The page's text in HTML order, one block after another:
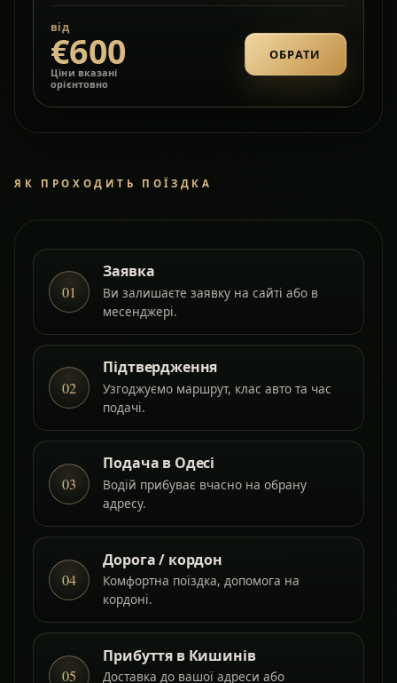
від
€600
Ціни вказані
орієнтовно
ОБРАТИ
ЯК ПРОХОДИТЬ ПОЇЗДКА
01
Заявка
Ви залишаєте заявку на сайті або в
месенджері.
02
Підтвердження
Узгоджуємо маршрут, клас авто та час
подачі.
03
Подача в Одесі
Водій прибуває вчасно на обрану
адресу.
04
Дорога / кордон
Комфортна поїздка, допомога на
кордоні.
05
Прибуття в Кишинів
Доставка до вашої адреси або